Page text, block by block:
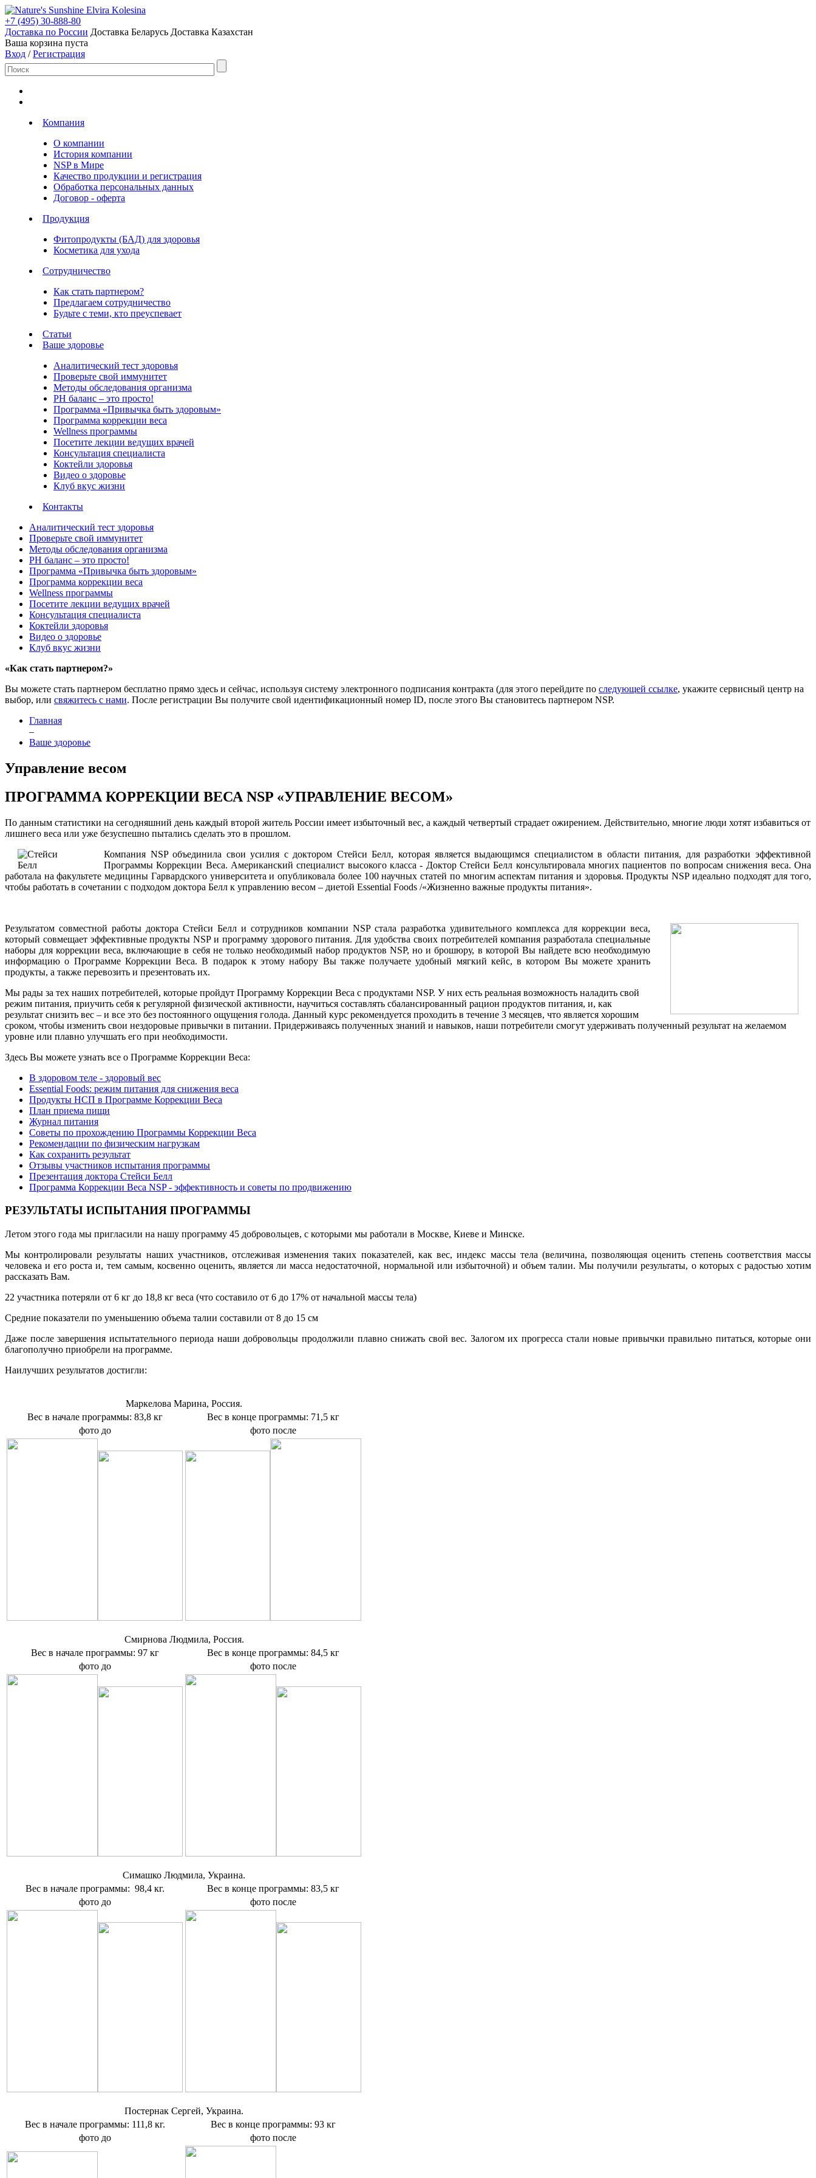
Elvira Kolesina
+7 (495) 30-888-80
Доставка по России Доставка Беларусь Доставка Казахстан
Ваша корзина пуста
Вход /Регистрация
Компания
О компании
История компании
NSP в Мире
Качество продукции и регистрация
Обработка персональных данных
Договор - оферта
Продукция
Фитопродукты (БАД) для здоровья
Косметика для ухода
Сотрудничество
Как стать партнером?
Предлагаем сотрудничество
Будьте с теми, кто преуспевает
Статьи
Ваше здоровье
Аналитический тест здоровья
Проверьте свой иммунитет
Методы обследования организма
РH баланс – это просто!
Программа «Привычка быть здоровым»
Программа коррекции веса
Wellness программы
Посетите лекции ведущих врачей
Консультация специалиста
Коктейли здоровья
Видео о здоровье
Клуб вкус жизни
Контакты
Аналитический тест здоровья
Проверьте свой иммунитет
Методы обследования организма
РH баланс – это просто!
Программа «Привычка быть здоровым»
Программа коррекции веса
Wellness программы
Посетите лекции ведущих врачей
Консультация специалиста
Коктейли здоровья
Видео о здоровье
Клуб вкус жизни
«Как стать партнером?»
Вы можете стать партнером бесплатно прямо здесь и сейчас, используя систему электронного подписания контракта (для этого перейдите по следующей ссылке, укажите сервисный центр на
выбор, или свяжитесь с нами. После регистрации Вы получите свой идентификационный номер ID, после этого Вы становитесь партнером NSP.
Главная
–
Ваше здоровье
Управление весом
ПРОГРАММА КОРРЕКЦИИ ВЕСА NSP «УПРАВЛЕНИЕ ВЕСОМ»
По данным статистики на сегодняшний день каждый второй житель России имеет избыточный вес, а каждый четвертый страдает ожирением. Действительно, многие люди хотят избавиться от
лишнего веса или уже безуспешно пытались сделать это в прошлом.
Компания NSP объединила свои усилия с доктором Стейси Белл, которая является выдающимся специалистом в области питания, для разработки эффективной
Программы Коррекции Веса. Американский специалист высокого класса - Доктор Стейси Белл консультировала многих пациентов по вопросам снижения веса. Она
работала на факультете медицины Гарвардского университета и опубликовала более 100 научных статей по многим аспектам питания и здоровья. Продукты NSP идеально подходят для того,
чтобы работать в сочетании с подходом доктора Белл к управлению весом – диетой Essential Foods /«Жизненно важные продукты питания».
Результатом совместной работы доктора Стейси Белл и сотрудников компании NSP стала разработка удивительного комплекса для коррекции веса,
который совмещает эффективные продукты NSP и программу здорового питания. Для удобства своих потребителей компания разработала специальные
наборы для коррекции веса, включающие в себя не только необходимый набор продуктов NSP, но и брошюру, в которой Вы найдете всю необходимую
информацию о Программе Коррекции Веса. В подарок к этому набору Вы также получаете удобный мягкий кейс, в котором Вы можете хранить
продукты, а также перевозить и презентовать их.
Мы рады за тех наших потребителей, которые пройдут Программу Коррекции Веса с продуктами NSP. У них есть реальная возможность наладить свой
режим питания, приучить себя к регулярной физической активности, научиться составлять сбалансированный рацион продуктов питания, и, как
результат снизить вес – и все это без постоянного ощущения голода. Данный курс рекомендуется проходить в течение 3 месяцев, что является хорошим
сроком, чтобы изменить свои нездоровые привычки в питании. Придерживаясь полученных знаний и навыков, наши потребители смогут удерживать полученный результат на желаемом
уровне или плавно улучшать его при необходимости.
Здесь Вы можете узнать все о Программе Коррекции Веса:
В здоровом теле - здоровый вес
Essential Foods: режим питания для снижения веса
Продукты НСП в Программе Коррекции Веса
План приема пищи
Журнал питания
Советы по прохождению Программы Коррекции Веса
Рекомендации по физическим нагрузкам
Как сохранить результат
Отзывы участников испытания программы
Презентация доктора Стейси Белл
Программа Коррекции Веса NSP - эффективность и советы по продвижению
РЕЗУЛЬТАТЫ ИСПЫТАНИЯ ПРОГРАММЫ
Летом этого года мы пригласили на нашу программу 45 добровольцев, с которыми мы работали в Москве, Киеве и Минске.
Мы контролировали результаты наших участников, отслеживая изменения таких показателей, как вес, индекс массы тела (величина, позволяющая оценить степень соответствия массы
человека и его роста и, тем самым, косвенно оценить, является ли масса недостаточной, нормальной или избыточной) и объем талии. Мы получили результаты, о которых с радостью хотим
рассказать Вам.
22 участника потеряли от 6 кг до 18,8 кг веса (что составило от 6 до 17% от начальной массы тела)
Средние показатели по уменьшению объема талии составили от 8 до 15 см
Даже после завершения испытательного периода наши добровольцы продолжили плавно снижать свой вес. Залогом их прогресса стали новые привычки правильно питаться, которые они
благополучно приобрели на программе.
Наилучших результатов достигли:
Маркелова Марина, Россия.
Вес в начале программы: 83,8 кг
Вес в конце программы: 71,5 кг
фото до
фото после
Cмирнова Людмила, Россия.
Вес в начале программы: 97 кг
Вес в конце программы: 84,5 кг
фото до
фото после
Симашко Людмила, Украина.
Вес в начале программы: 98,4 кг.
Вес в конце программы: 83,5 кг
фото до
фото после
Постернак Сергей, Украина.
Вес в начале программы: 111,8 кг.
Вес в конце программы: 93 кг
фото до
фото после